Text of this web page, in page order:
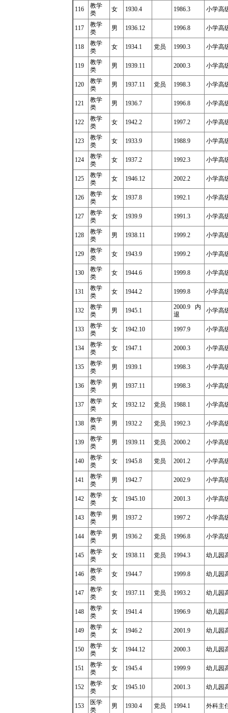
116
教学
类
女 1930.4 1986.3 小学高
117
教学
类
男 1936.12 1996.8 小学高
118
教学
类
女 1934.1 党员 1990.3 小学高
119
教学
类
男 1939.11 2000.3 小学高
120
教学
类
男 1937.11 党员 1998.3 小学高
121
教学
类
男 1936.7 1996.8 小学高
122
教学
类
女 1942.2 1997.2 小学高
123
教学
类
女 1933.9 1988.9 小学高
124
教学
类
女 1937.2 1992.3 小学高
125
教学
类
女 1946.12 2002.2 小学高
126
教学
类
女 1937.8 1992.1 小学高
127
教学
类
女 1939.9 1991.3 小学高
128
教学
类
男 1938.11 1999.2 小学高
129
教学
类
女 1943.9 1999.2 小学高
130
教学
类
女 1944.6 1999.8 小学高
131
教学
类
女 1944.2 1999.8 小学高
132
教学
类
男 1945.1 2000.9
内
退
小学高
133
教学
类
女 1942.10 1997.9 小学高
134
教学
类
女 1947.1 2000.3 小学高
135
教学
类
男 1939.1 1998.3 小学高
136
教学
类
男 1937.11 1998.3 小学高
137
教学
类
女 1932.12 党员 1988.1 小学高
138
教学
类
男 1932.2 党员 1992.3 小学高
139
教学
类
男 1939.11 党员 2000.2 小学高
140
教学
类
女 1945.8 党员 2001.2 小学高
141
教学
类
男 1942.7 2002.9 小学高
142
教学
类
女 1945.10 2001.3 小学高
143
教学
类
男 1937.2 1997.2 小学高
144
教学
类
男 1936.2 党员 1996.8 小学高
145
教学
类
女 1938.11 党员 1994.3 幼儿园
146
教学
类
女 1944.7 1999.8 幼儿园
147
教学
类
女 1937.11 党员 1993.2 幼儿园
148
教学
类
女 1941.4 1996.9 幼儿园
149
教学
类
女 1946.2 2001.9 幼儿园
150
教学
类
女 1944.12 2000.3 幼儿园
151
教学
类
女 1945.4 1999.9 幼儿园
152
教学
类
女 1945.10 2001.3 幼儿园
153
医学
类
男 1930.4 党员 1994.1 外科主